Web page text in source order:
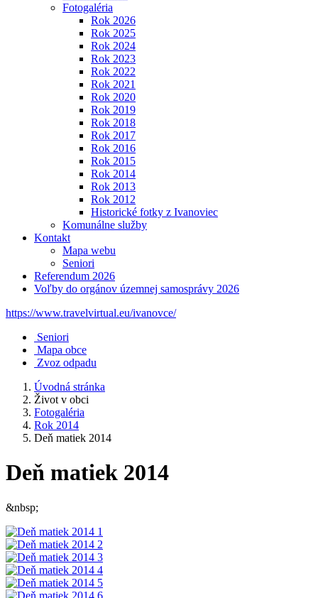
Fotogaléria
Rok 2026
Rok 2025
Rok 2024
Rok 2023
Rok 2022
Rok 2021
Rok 2020
Rok 2019
Rok 2018
Rok 2017
Rok 2016
Rok 2015
Rok 2014
Rok 2013
Rok 2012
Historické fotky z Ivanoviec
Komunálne služby
Kontakt
Mapa webu
Seniori
Referendum 2026
Voľby do orgánov územnej samosprávy 2026
https://www.travelvirtual.eu/ivanovce/
Seniori
Mapa obce
Zvoz odpadu
Úvodná stránka
Život v obci
Fotogaléria
Rok 2014
Deň matiek 2014
Deň matiek 2014
&nbsp;